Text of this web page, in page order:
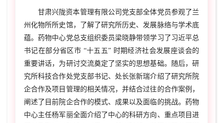
甘肃兴陇资本管理有限公司党支部全体党员参观了兰
州化物所所史馆，了解了研究所历史、发展脉络与学术底
蕴。药物中心党总支组织委员梁晓静带领学习了习近平总
书记在部分省区市 “十五五” 时期经济社会发展座谈会的
重要讲话，为研讨交流奠定了坚实的思想基础。随后，研
究所科技合作处党支部书记、处长张新瑞介绍了研究所院
企合作及项目管理的相关情况，并结合过往的合作案例，
阐述了目前院企合作的模式、成果以及面临的挑战。药物
中心主任杨军丽全面介绍了中心的科研方向、重点项目进